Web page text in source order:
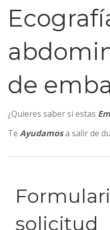
de
¿Quieres saber si estas
Te Ayudamosa salir de
solicitud